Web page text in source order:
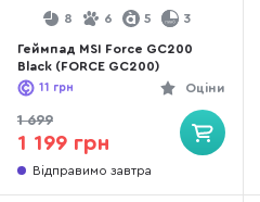
8 6 5 3
Геймпад MSI Force GC200
Black (FORCE GC200)
Оціни
11 грн
1 699
1 199 грн
Відправимо завтра